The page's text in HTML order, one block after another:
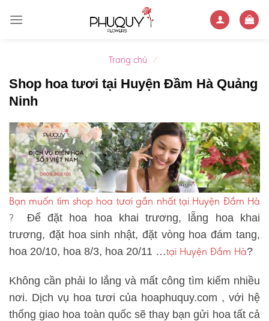
Trang chủ /
Shop hoa tươi tại Huyện Đầm Hà Quảng
Ninh
Bạn muốn tìm shop hoa tươi gần nhất tại Huyện Đầm Hà
? Để đặt hoa hoa khai trương, lẵng hoa khai
trương, đặt hoa sinh nhật, đặt vòng hoa đám tang,
hoa 20/10, hoa 8/3, hoa 20/11 …tại Huyện Đầm Hà?
Không cần phải lo lắng và mất công tìm kiếm nhiều
nơi. Dịch vụ hoa tươi của hoaphuquy.com , với hệ
thống giao hoa toàn quốc sẽ thay bạn gửi hoa tất cả